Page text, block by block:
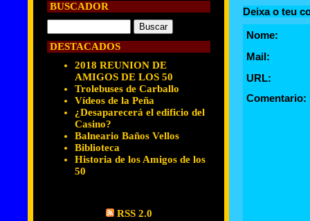
BUSCADOR
DESTACADOS
2018 REUNION DE
AMIGOS DE LOS 50
Trolebuses de Carballo
Vídeos de la Peña
¿Desaparecerá el edificio del
Casino?
Balneario Baños Vellos
Biblioteca
Historia de los Amigos de los
50
RSS 2.0
Deixa o teu
Nome:
Mail:
URL:
Comentario: